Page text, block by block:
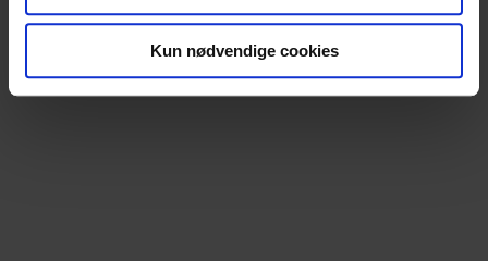
Kun nødvendige cookies